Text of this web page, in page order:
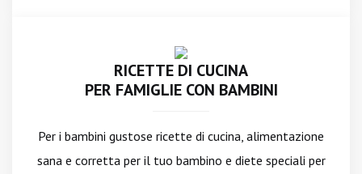
RICETTE DI CUCINA
PER FAMIGLIE CON BAMBINI
Per i bambini gustose ricette di cucina, alimentazione
sana e corretta per il tuo bambino e diete speciali per